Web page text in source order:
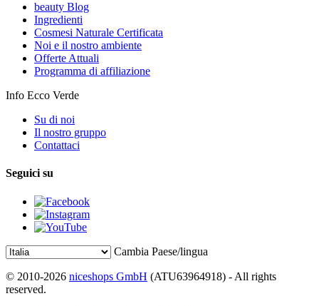
beauty Blog
Ingredienti
Cosmesi Naturale Certificata
Noi e il nostro ambiente
Offerte Attuali
Programma di affiliazione
Info Ecco Verde
Su di noi
Il nostro gruppo
Contattaci
Seguici su
Cambia Paese/lingua
© 2010-2026 niceshops GmbH (ATU63964918) - All rights
reserved.